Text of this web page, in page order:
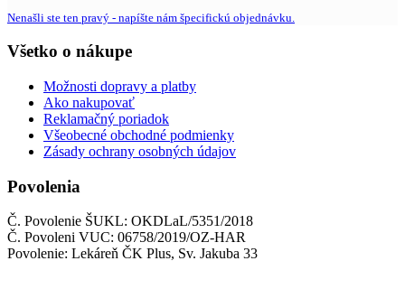
Nenašli ste ten pravý - napíšte nám špecifickú objednávku.
Všetko o nákupe
Možnosti dopravy a platby
Ako nakupovať
Reklamačný poriadok
Všeobecné obchodné podmienky
Zásady ochrany osobných údajov
Povolenia
Č. Povolenie ŠUKL: OKDLaL/5351/2018
Č. Povoleni VUC: 06758/2019/OZ-HAR
Povolenie: Lekáreň ČK Plus, Sv. Jakuba 33